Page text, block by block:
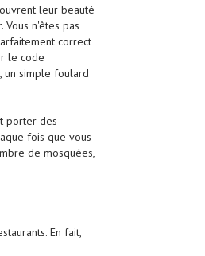
leur beauté
n'êtes pas
correct
le code
un simple foulard
porter des
fois que vous
de mosquées,
En fait,